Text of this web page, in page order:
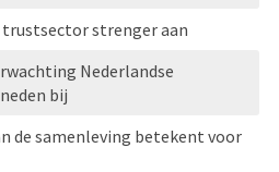
strenger aan
Nederlandse
bij
de samenleving betekent voor